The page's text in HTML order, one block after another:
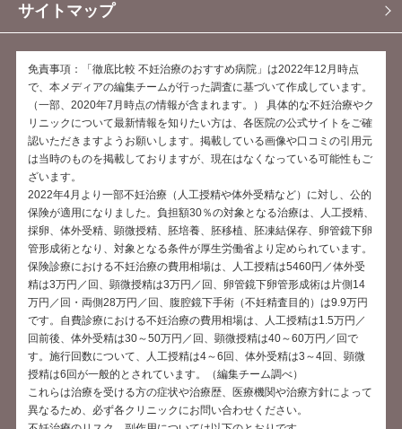
サイトマップ
免責事項：「徹底比較 不妊治療のおすすめ病院」は2022年12月時点
で、本メディアの編集チームが行った調査に基づいて作成しています。
（一部、2020年7月時点の情報が含まれます。） 具体的な不妊治療やク
リニックについて最新情報を知りたい方は、各医院の公式サイトをご確
認いただきますようお願いします。掲載している画像や口コミの引用元
は当時のものを掲載しておりますが、現在はなくなっている可能性もご
ざいます。
2022年4月より一部不妊治療（人工授精や体外受精など）に対し、公的
保険が適用になりました。負担額30％の対象となる治療は、人工授精、
採卵、体外受精、顕微授精、胚培養、胚移植、胚凍結保存、卵管鏡下卵
管形成術となり、対象となる条件が厚生労働省より定められています。
保険診療における不妊治療の費用相場は、人工授精は5460円／体外受
精は3万円／回、顕微授精は3万円／回、卵管鏡下卵管形成術は片側14
万円／回・両側28万円／回、腹腔鏡下手術（不妊精査目的）は9.9万円
です。自費診療における不妊治療の費用相場は、人工授精は1.5万円／
回前後、体外受精は30～50万円／回、顕微授精は40～60万円／回で
す。施行回数について、人工授精は4～6回、体外受精は3～4回、顕微
授精は6回が一般的とされています。（編集チーム調べ）
これらは治療を受ける方の症状や治療歴、医療機関や治療方針によって
異なるため、必ず各クリニックにお問い合わせください。